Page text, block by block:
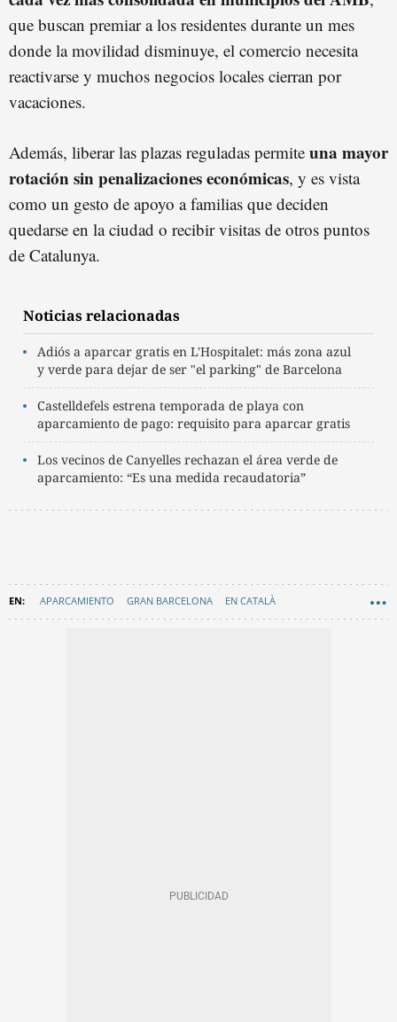
que buscan premiar a los residentes durante un mes
donde la movilidad disminuye, el comercio necesita
reactivarse y muchos negocios locales cierran por
vacaciones.
Además, liberar las plazas reguladas permite una mayor
rotación sin penalizaciones económicas, y es vista
como un gesto de apoyo a familias que deciden
quedarse en la ciudad o recibir visitas de otros puntos
de Catalunya.
Noticias relacionadas
Adiós a aparcar gratis en L'Hospitalet: más zona azul
y verde para dejar de ser "el parking" de Barcelona
Castelldefels estrena temporada de playa con
aparcamiento de pago: requisito para aparcar gratis
Los vecinos de Canyelles rechazan el área verde de
aparcamiento: “Es una medida recaudatoria”
APARCAMIENTO GRAN BARCELONA EN CATALÀ